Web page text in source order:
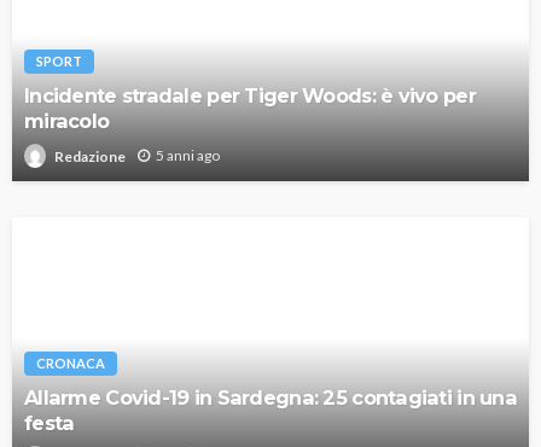
SPORT
Incidente stradale per Tiger Woods: è vivo per
miracolo
Redazione 5 anni ago
CRONACA
Allarme Covid-19 in Sardegna: 25 contagiati in una
festa